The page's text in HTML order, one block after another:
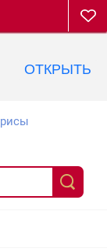
ОТКРЫТЬ